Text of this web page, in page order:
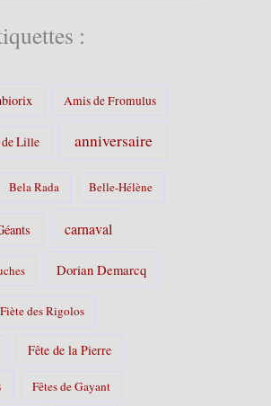
:
Amis de Fromulus
de Lille anniversaire
Bela Rada Belle-Hélène
carnaval
Dorian Demarcq
Fiète des Rigolos
Fête de la Pierre
Fêtes de Gayant